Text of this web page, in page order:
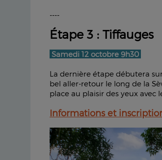
----
Étape 3 : Tiffauges
Samedi 12 octobre 9h30
La dernière étape débutera
bel aller-retour le long de la
place au plaisir des yeux avec
Informations et